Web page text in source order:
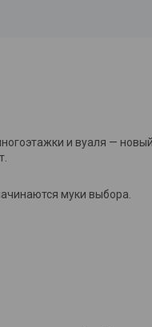
и вуаля —
муки выбора.